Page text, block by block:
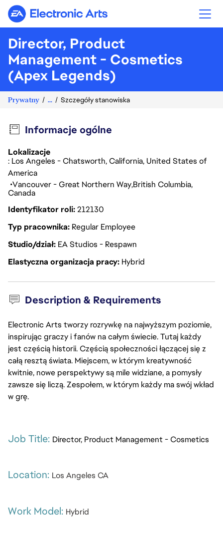
Electronic Arts
Director, Product
Management - Cosmetics
(Apex Legends)
Prywatny ... Szczegóły stanowiska
Informacje ogólne
Lokalizacje
: Los Angeles - Chatsworth, California, United States of
America
Vancouver - Great Northern WayBritish Columbia
Canada
Identyfikator roli212130
Typ pracownika Regular Employee
Studio/dział EA Studios - Respawn
Elastyczna organizacja pracy Hybrid
Description & Requirements
Electronic Arts tworzy rozrywkę na najwyższym poziomie,
inspirując graczy i fanów na całym świecie. Tutaj każdy
jest częścią historii. Częścią społeczności łączącej się z
całą resztą świata. Miejscem, w którym kreatywność
kwitnie, nowe perspektywy są mile widziane, a pomysły
zawsze się liczą. Zespołem, w którym każdy ma swój wkład
w grę.
Job Title: Director, Product Management - Cosmetics
Location: Los Angeles CA
Work Model: Hybrid